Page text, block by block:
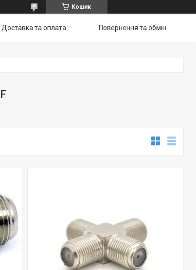
Кошик
Доставка та оплата Повернення та обмiн